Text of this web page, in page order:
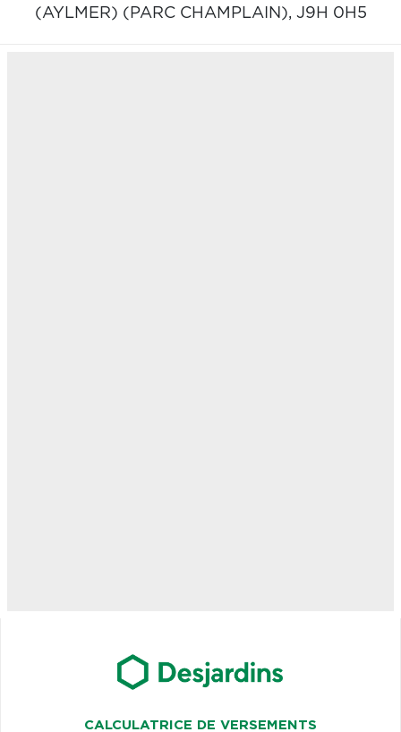
(AYLMER) (PARC CHAMPLAIN), J9H 0H5
CALCULATRICE DE VERSEMENTS